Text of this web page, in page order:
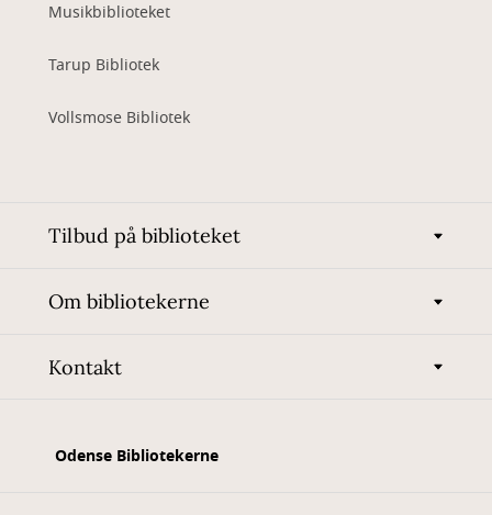
Musikbiblioteket
Tarup Bibliotek
Vollsmose Bibliotek
Tilbud på biblioteket
Om bibliotekerne
Kontakt
Odense Bibliotekerne